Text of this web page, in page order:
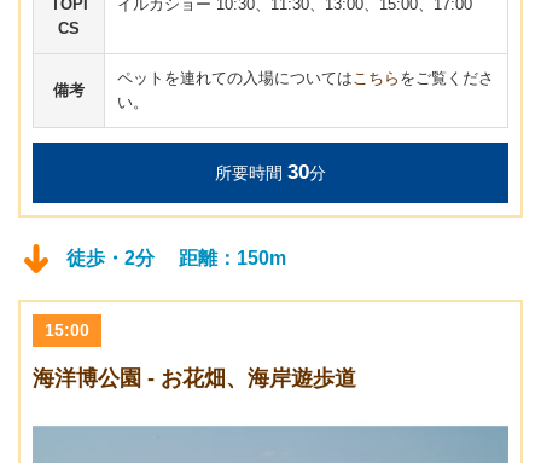
TOPI
CS
イルカショー 10:30、11:30、13:00、15:00、17:00
備考
ペットを連れての入場については こちら をご覧くださ
い。
所要時間 30分
徒歩・2分 距離：150m
15:00
海洋博公園 - お花畑、海岸遊歩道